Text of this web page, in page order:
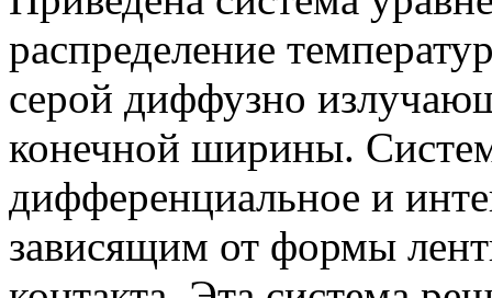
распределение
серой диффузно
конечной ширины.
дифференциальное и
зависящим от формы